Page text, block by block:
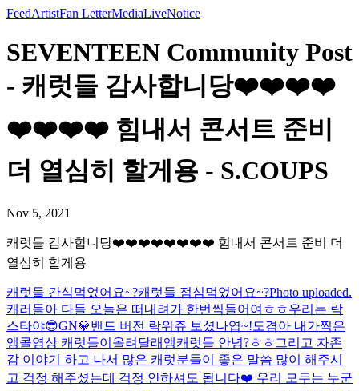
FeedArtistFan LetterMediaLiveNotice
SEVENTEEN Community Post
- 캐럿들 감사합니당❤️❤️❤️❤️
❤️❤️❤️❤️ 힘내서 콘서트 준비
더 열심히 할게용 - S.COUPS
Nov 5, 2021
캐럿들 감사합니당❤️❤️❤️❤️❤️❤️❤️❤️ 힘내서 콘서트 준비 더
열심히 할게용
캐럿들 간식먹었어요~?캐럿들 점심먹었어요~?Photo uploaded.
캐러들아 다들 오늘은 떠내려가 한번씩들어여ㅎㅎ우리는 락
스타야😎GN💎밴드 버전 락위쥬 보셨나엽~!도겸아 내가찍은
앵콜영상 캐럿들이올려달래앵캐럿들 안녕?ㅎㅎ 그리고 자존
감 이야기 하고 나서 많은 캐럿분들이 좋은 말씀 많이 해주시
고 걱정 해주셨는데 걱정 안하셔도 됩니다❤️ 우리 모두는 누군